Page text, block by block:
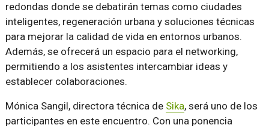
redondas donde se debatirán temas como ciudades
inteligentes, regeneración urbana y soluciones técnicas
para mejorar la calidad de vida en entornos urbanos.
Además, se ofrecerá un espacio para el networking,
permitiendo a los asistentes intercambiar ideas y
establecer colaboraciones.
Mónica Sangil, directora técnica de Sika, será uno de los
participantes en este encuentro. Con una ponencia